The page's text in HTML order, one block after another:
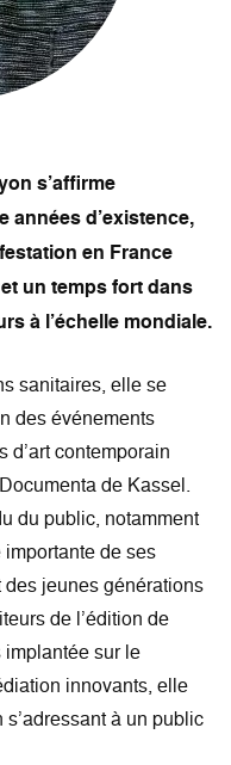
années d’existence,
en France
un temps fort dans
à l’échelle mondiale.
sanitaires, elle se
des événements
d’art contemporain
de Kassel.
du public, notamment
de ses
jeunes générations
de l’édition de
sur le
innovants, elle
à un public